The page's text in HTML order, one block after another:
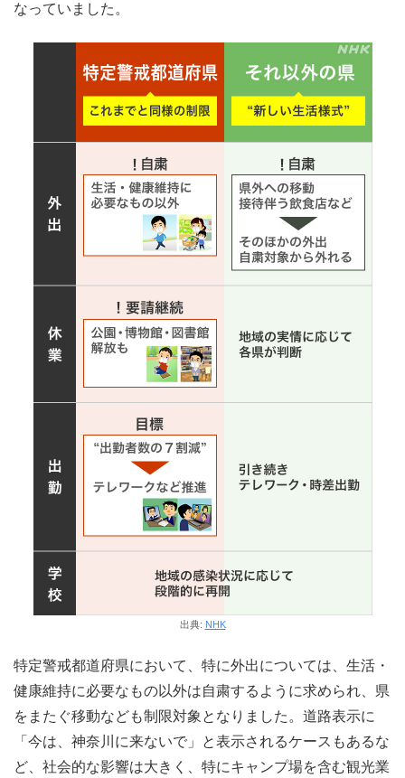
なっていました。
出典: NHK
特定警戒都道府県において、特に外出については、生活・
健康維持に必要なもの以外は自粛するように求められ、県
をまたぐ移動なども制限対象となりました。道路表示に
「今は、神奈川に来ないで」と表示されるケースもあるな
ど、社会的な影響は大きく、特にキャンプ場を含む観光業